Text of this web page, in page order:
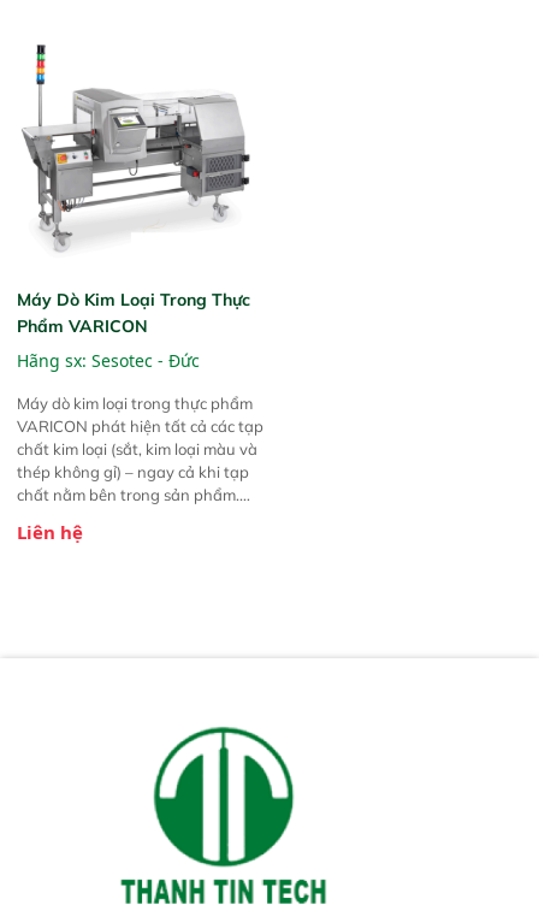
Máy Dò Kim Loại Trong Thực
Phẩm VARICON
Hãng sx: Sesotec - Đức
Máy dò kim loại trong thực phẩm
VARICON phát hiện tất cả các tạp
chất kim loại (sắt, kim loại màu và
thép không gỉ) – ngay cả khi tạp
chất nằm bên trong sản phẩm.
phẩm đóng gói và không đóng
Liên hệ